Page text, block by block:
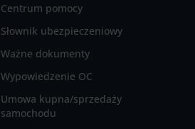
Centrum pomocy
Słownik ubezpieczeniowy
Ważne dokumenty
Wypowiedzenie OC
Umowa kupna/sprzedaży
samochodu